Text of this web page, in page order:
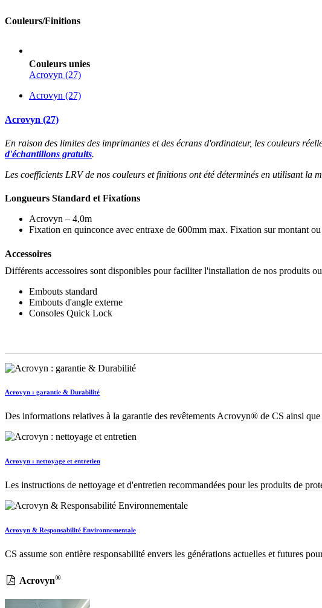
Couleurs/Finitions
Couleurs unies
Acrovyn (27)
Acrovyn (27)
Acrovyn (27)
En raison des limites des imprimantes et des écrans d'ordinateur, les couleurs
d'échantillons gratuits.
Les coefficients LRV de nos couleurs et finitions ont été déterminés en utilisant la
Longueurs Standard et Fixations
Acrovyn – 4,0m
Fixation en quinconce avec entraxe de 600mm max. Fixation sur montant ou
Accessoires
Différents accessoires sont disponibles pour faciliter l'installation de nos produits
Embouts standard
Embouts d'angle externe
Consoles Quick Lock
Acrovyn : garantie & Durabilité
Des informations relatives à la garantie des revêtements Acrovyn® de CS ainsi
Acrovyn : nettoyage et entretien
Les instructions de nettoyage et d'entretien recommandées pour les produits de
Acrovyn & Responsabilité Environnementale
CS assume son entière responsabilité envers les générations actuelles et futures
Acrovyn®